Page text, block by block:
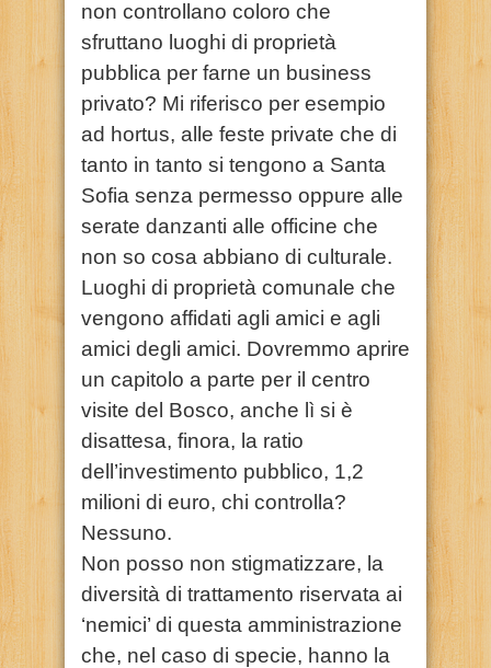
non controllano coloro che
sfruttano luoghi di proprietà
pubblica per farne un business
privato? Mi riferisco per esempio
ad hortus, alle feste private che di
tanto in tanto si tengono a Santa
Sofia senza permesso oppure alle
serate danzanti alle officine che
non so cosa abbiano di culturale.
Luoghi di proprietà comunale che
vengono affidati agli amici e agli
amici degli amici. Dovremmo aprire
un capitolo a parte per il centro
visite del Bosco, anche lì si è
disattesa, finora, la ratio
dell’investimento pubblico, 1,2
milioni di euro, chi controlla?
Nessuno.
Non posso non stigmatizzare, la
diversità di trattamento riservata ai
‘nemici’ di questa amministrazione
che, nel caso di specie, hanno la